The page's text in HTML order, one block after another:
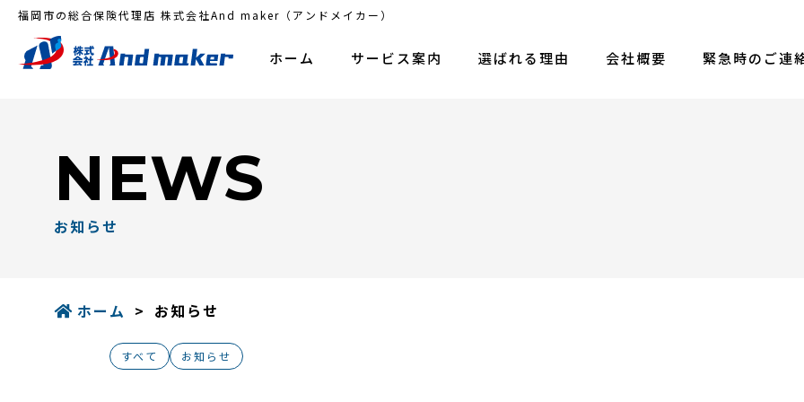
福岡市の総合保険代理店 株式会社And maker（アンドメイカー）
ホーム サービス案内 選ばれる理由 会社概要 緊急時のご連
NEWS
お知らせ
ホーム お知らせ
すべて お知らせ